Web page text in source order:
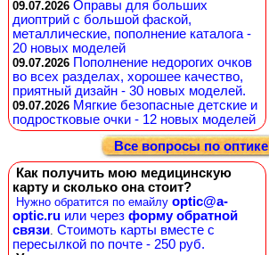
09.07.2026 Оправы для больших
диоптрий с большой фаской,
металлические, пополнение каталога -
20 новых моделей
09.07.2026 Пополнение недорогих очков
во всех разделах, хорошее качество,
приятный дизайн - 30 новых моделей.
09.07.2026 Мягкие безопасные детские и
подростковые очки - 12 новых моделей
Все вопросы по оптике
Как получить мою медицинскую
карту и сколько она стоит?
Нужно обратится по емайлу optic@a-
optic.ru или через форму обратной
связи. Стоимоть карты вместе с
пересылкой по почте - 250 руб.